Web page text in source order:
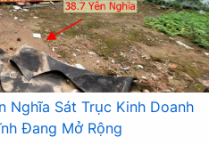
Nghĩa Sát Trục Kinh Doanh
Đang Mở Rộng